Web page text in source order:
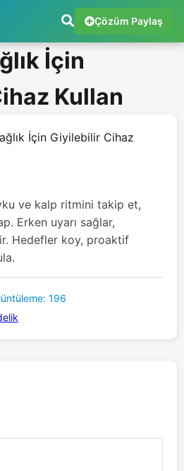
Çözüm Paylaş
İçin
Kullan
İçin Giyilebilir Cihaz
ve kalp ritmini takip et,
Erken uyarı sağlar,
Hedefler koy, proaktif
196